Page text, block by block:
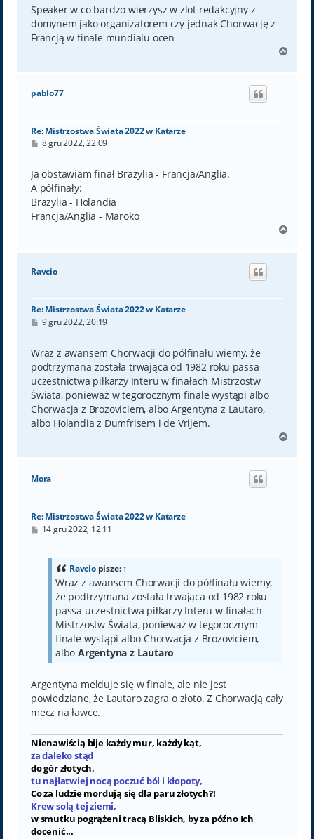
t
Speaker w co bardzo wierzysz w zlot redakcyjny z
domynem jako organizatorem czy jednak Chorwację z
Francją w finale mundialu ocen
g
pablo77
Re: Mistrzostwa Świata 2022 w Katarze
P
t
8 gru 2022, 22:09
Ja obstawiam finał Brazylia - Francja/Anglia.
A półfinały:
Brazylia - Holandia
Francja/Anglia - Maroko
g
Ravcio
Re: Mistrzostwa Świata 2022 w Katarze
P
t
9 gru 2022, 20:19
Wraz z awansem Chorwacji do półfinału wiemy, że
podtrzymana została trwająca od 1982 roku passa
uczestnictwa piłkarzy Interu w finałach Mistrzostw
Świata, ponieważ w tegorocznym finale wystąpi albo
Chorwacja z Brozoviciem, albo Argentyna z Lautaro,
albo Holandia z Dumfrisem i de Vrijem.
g
Mora
Re: Mistrzostwa Świata 2022 w Katarze
P14 gru 2022, 12:11
Ravciopisze:↑
Wraz z awansem Chorwacji do półfinału wiemy,
że podtrzymana została trwająca od 1982 roku
passa uczestnictwa piłkarzy Interu w finałach
Mistrzostw Świata, ponieważ w tegorocznym
finale wystąpi albo Chorwacja z Brozoviciem,
albo Argentyna z Lautaro
Argentyna melduje się w finale, ale nie jest
powiedziane, że Lautaro zagra o złoto. Z Chorwacją cały
mecz na ławce.
Nienawiścią bije każdy mur, każdy kąt,
za daleko stąd
do gór złotych,
tu najłatwiej nocą poczuć ból i kłopoty,
Co za ludzie mordują się dla paru złotych?!
Krew solą tej ziemi,
w smutku pogrążeni tracą Bliskich, by za późno Ich
docenić...